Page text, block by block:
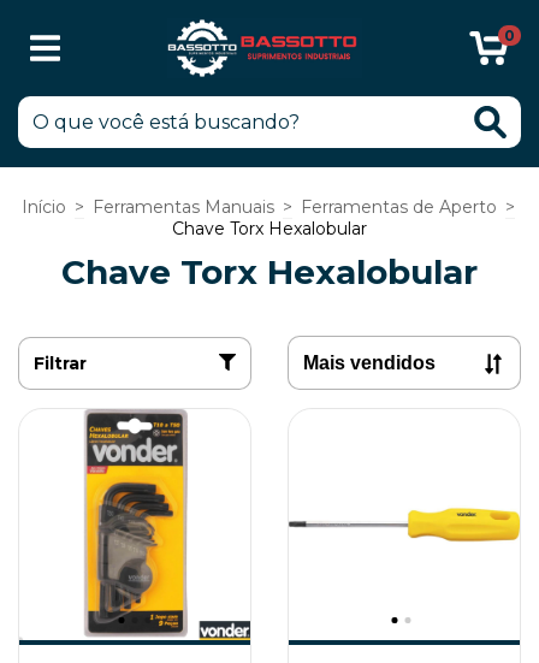
0
Início > Ferramentas Manuais > Ferramentas de Aperto >
Chave Torx Hexalobular
Chave Torx Hexalobular
Filtrar